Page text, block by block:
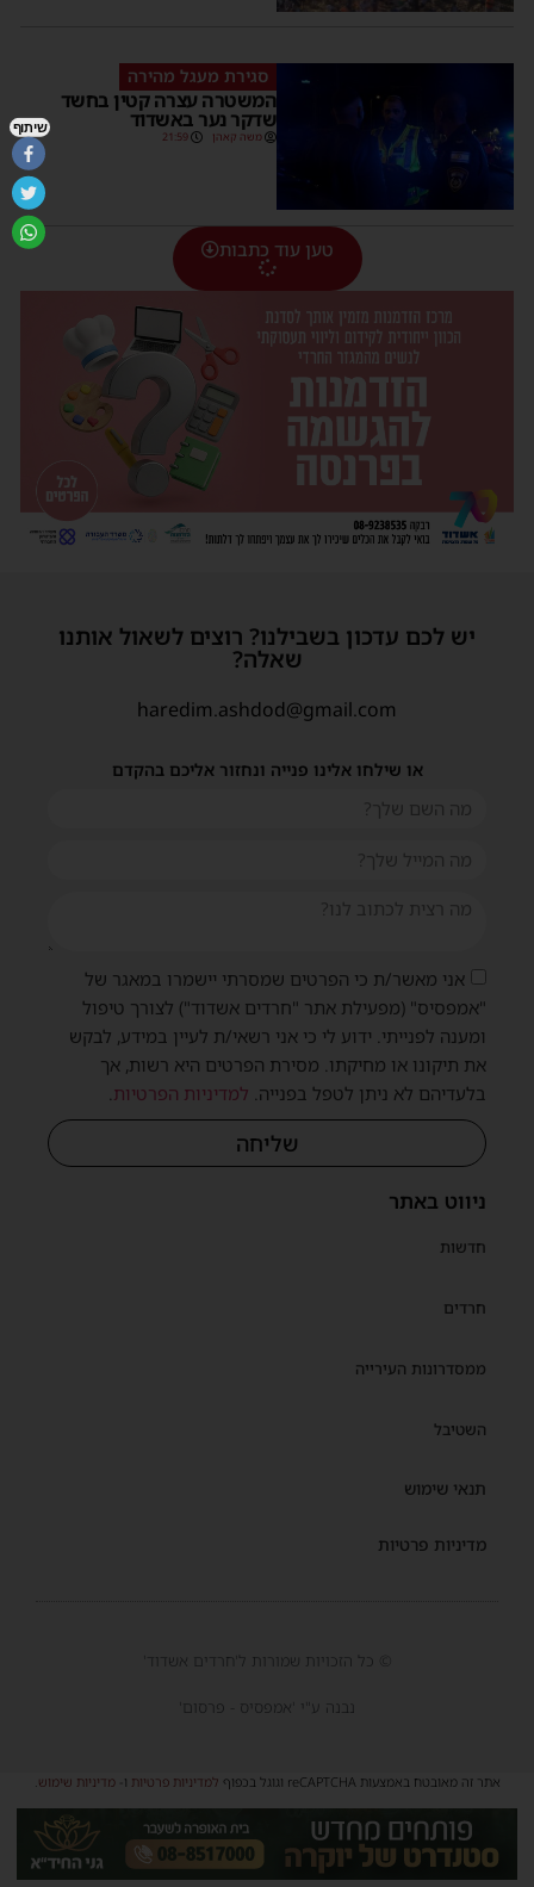
סגירת מעגל מהירה
המשטרה עצרה קטין בחשד
שדקר נער באשדוד
משה קאהן 21:59
טען עוד כתבות
ניווט באתר
חדשות
חרדים
ממסדרונות העירייה
השטיבל
תנאי שימוש
מדיניות פרטיות
יש לכם עדכון בשבילנו? רוצים לשאול אותנו
שאלה?
haredim.ashdod@gmail.com
או שילחו אלינו פנייה ונחזור אליכם בהקדם
אני מאשר/ת כי הפרטים שמסרתי יישמרו במאגר של
"אמפסיס" (מפעילת אתר "חרדים אשדוד") לצורך טיפול
ומענה לפנייתי. ידוע לי כי אני רשאי/ת לעיין במידע, לבקש
את תיקונו או מחיקתו. מסירת הפרטים היא רשות, אך
בלעדיהם לא ניתן לטפל בפנייה. למדיניות הפרטיות
שליחה
© כל הזכויות שמורות ל'חרדים אשדוד'
נבנה ע"י 'אמפסיס - פרסום'
אתר זה מאובטח באמצעות reCAPTCHA וגוגל בכפוף למדיניות פרטיות ו-מדיניות שימוש
שיתוף